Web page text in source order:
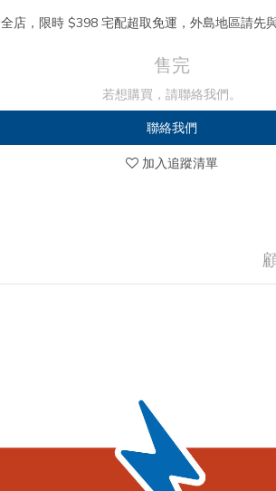
全店，限時 $398 宅配超取免運，外島地區請先
售完
若想購買，請聯絡我們。
聯絡我們
加入追蹤清單